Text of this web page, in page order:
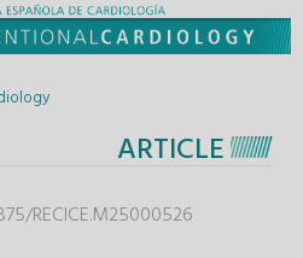
ARTICLE
RECICE.M25000526